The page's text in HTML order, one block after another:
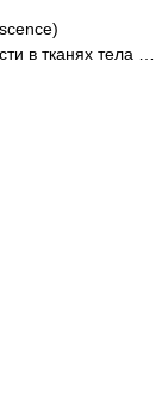
в тканях тела …